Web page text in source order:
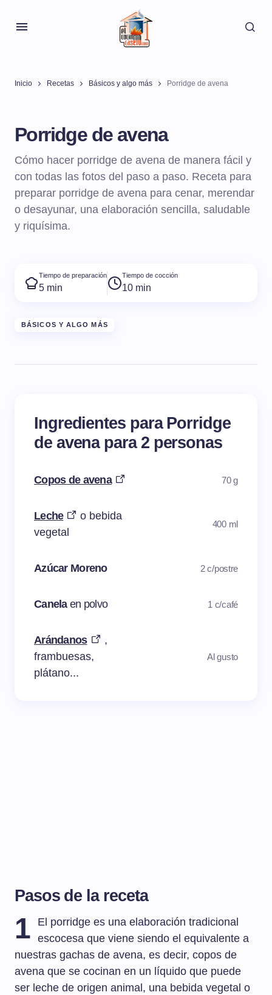
Inicio Recetas Básicos y algo más Porridge de avena
Porridge de avena
Cómo hacer porridge de avena de manera fácil y
con todas las fotos del paso a paso. Receta para
preparar porridge de avena para cenar, merendar
o desayunar, una elaboración sencilla, saludable
y riquísima.
Tiempo de preparación
5 min
Tiempo de cocción
10 min
BÁSICOS Y ALGO MÁS
Ingredientes para Porridge
de avena para 2 personas
Copos de avena 70 g
Leche
o bebida
vegetal
400 ml
Azúcar Moreno 2 c/postre
Canela en polvo 1 c/café
Arándanos
,
frambuesas,
plátano...
Al gusto
Pasos de la receta
1
El porridge es una elaboración tradicional
escocesa que viene siendo el equivalente a
nuestras gachas de avena, es decir, copos de
avena que se cocinan en un líquido que puede
ser leche de origen animal, una bebida vegetal o